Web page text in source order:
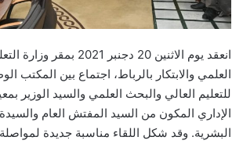
انعقد يوم الاثنين 20 دجنبر
العلمي والابتكار بالرباط، اجتماع بين المكتب
للتعليم العالي والبحث العلمي والسيد الوزير
الإداري المكون من السيد المفتش العام
البشرية. وقد شكل اللقاء مناسبة جديدة